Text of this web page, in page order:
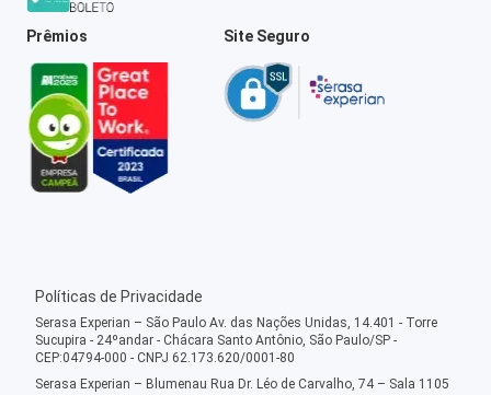
Prêmios Site Seguro
Políticas de Privacidade
Serasa Experian – São Paulo Av. das Nações Unidas, 14.401 - Torre
Sucupira - 24ºandar - Chácara Santo Antônio, São Paulo/SP -
CEP:04794-000 - CNPJ 62.173.620/0001-80
Serasa Experian – Blumenau Rua Dr. Léo de Carvalho, 74 – Sala 1105